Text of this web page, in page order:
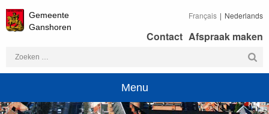
Gemeente
Ganshoren
Français Nederlands
Afspraak maken
Contact
Zoeken
Menu